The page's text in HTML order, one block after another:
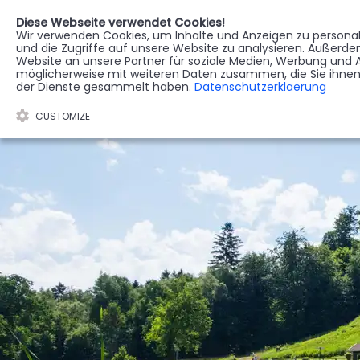
STERBEREGISTER
Diese Webseite verwendet Cookies!
Wir verwenden Cookies, um Inhalte und Anzeigen zu
und die Zugriffe auf unsere Website zu analysieren.
Website an unsere Partner für soziale Medien, Werbung
möglicherweise mit weiteren Daten zusammen, die Sie
der Dienste gesammelt haben. Datenschutzerklaerung
CUSTOMIZE